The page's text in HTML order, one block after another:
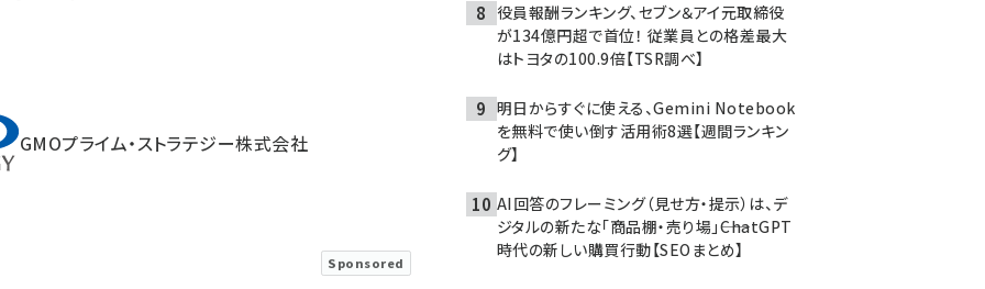
GMOプライム・ストラテジー株式会社
Sponsored
役員報酬ランキング、セブン＆アイ元取締役
が134億円超で首位！ 従業員との格差最大
はトヨタの100.9倍【TSR調べ】
明日からすぐに使える、Gemini Notebook
を無料で使い倒す活用術8選【週間ランキン
グ】
AI回答のフレーミング（見せ方・提示）は、デ
ジタルの新たな「商品棚・売り場」――ChatGPT
時代の新しい購買行動【SEOまとめ】